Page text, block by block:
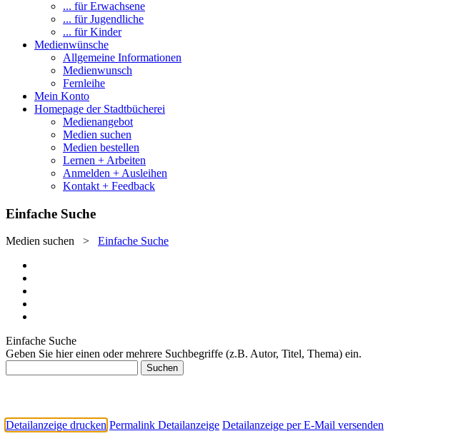
... für Erwachsene
... für Jugendliche
... für Kinder
Medienwünsche
Allgemeine Informationen
Medienwunsch
Fernleihe
Mein Konto
Homepage der Stadtbücherei
Medienangebot
Medien suchen
Medien bestellen
Lernen + Arbeiten
Anmelden + Ausleihen
Kontakt + Feedback
Einfache Suche
Medien suchen > Einfache Suche
Einfache Suche
Geben Sie hier einen oder mehrere Suchbegriffe (z.B. Autor, Titel, Thema) ein.
Detailanzeige drucken Permalink Detailanzeige Detailanzeige per E-Mail versenden